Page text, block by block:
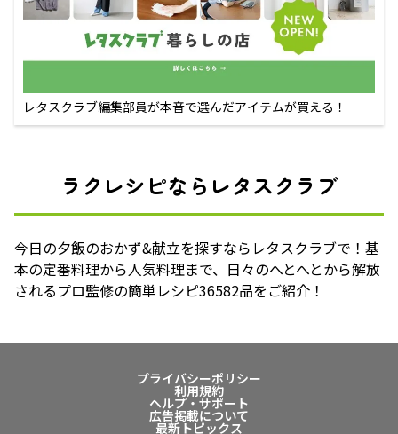
レタスクラブ編集部員が本音で選んだアイテムが買える！
ラクレシピならレタスクラブ
今日の夕飯のおかず&献立を探すならレタスクラブで！基
本の定番料理から人気料理まで、日々のへとへとから解放
されるプロ監修の簡単レシピ36582品をご紹介！
プライバシーポリシー
利用規約
ヘルプ・サポート
広告掲載について
最新トピックス